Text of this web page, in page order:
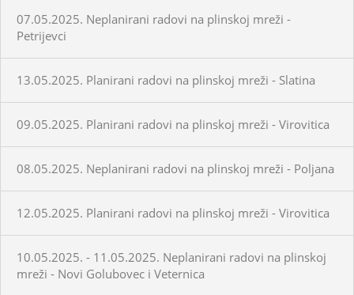
07.05.2025. Neplanirani radovi na plinskoj mreži -
Petrijevci
13.05.2025. Planirani radovi na plinskoj mreži - Slatina
09.05.2025. Planirani radovi na plinskoj mreži - Virovitica
08.05.2025. Neplanirani radovi na plinskoj mreži - Poljana
12.05.2025. Planirani radovi na plinskoj mreži - Virovitica
10.05.2025. - 11.05.2025. Neplanirani radovi na plinskoj
mreži - Novi Golubovec i Veternica